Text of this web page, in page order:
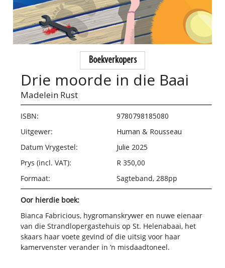
Boekverkopers
Drie moorde in die Baai
Madelein Rust
ISBN:
9780798185080
Uitgewer:
Human & Rousseau
Datum Vrygestel:
Julie 2025
Prys (incl. VAT):
R 350,00
Formaat:
Sagteband, 288pp
Oor hierdie boek:
Bianca Fabricious, hygromanskrywer en nuwe eienaar
van die Strandlopergastehuis op St. Helenabaai, het
skaars haar voete gevind of die uitsig voor haar
kamervenster verander in ’n misdaadtoneel.